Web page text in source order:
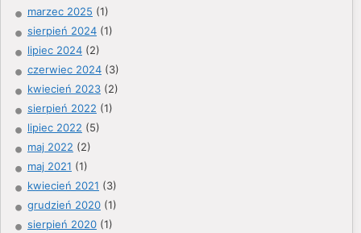
marzec 2025 (1)
sierpień 2024 (1)
lipiec 2024 (2)
czerwiec 2024 (3)
kwiecień 2023 (2)
sierpień 2022 (1)
lipiec 2022 (5)
maj 2022 (2)
maj 2021 (1)
kwiecień 2021 (3)
grudzień 2020 (1)
sierpień 2020 (1)